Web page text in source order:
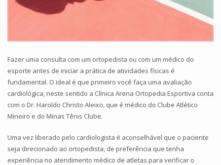
Fazer uma consulta com um ortopedista ou com um médico do
esporte antes de iniciar a prática de atividades físicas é
fundamental. O ideal é que primeiro você faça uma avaliação
cardiológica, neste sentido a Clínica Arena Ortopedia Esportiva conta
com o Dr. Haroldo Christo Aleixo, que é médico do Clube Atlético
Mineiro e do Minas Tênis Clube.
Uma vez liberado pelo cardiologista é aconselhável que o paciente
seja direcionado ao ortopedista, de preferência que tenha
experiência no atendimento médico de atletas para verificar o